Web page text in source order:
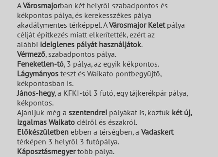
AVárosmajorban két helyről szabadpontos és
kékpontos pálya, és kerekesszékes pálya
akadálymentes térképpel. AVárosmajor Keletpálya
célját építkezés miatt elkerítették, ezért az
alábbi ideiglenes pályát használjátok.
Vérmező, szabadpontos pálya.
Feneketlen-tó, 3 pálya, az egyik kékpontos.
Lágymányos teszt és Waikato pontbegyűjtő,
kékpontosban is.
János-hegy,a KFKI-tól 3 futó, egy tájkerékpár pálya,
kékpontos.
Ajánljuk még a szentendrei pályákat is, köztük két új,
izgalmas Waikato délről és északról.
Előkészületben ebben a térségben, a Vadaskert
térképen 3 helyről 3 futópálya.
Káposztásmegyertöbb pálya.